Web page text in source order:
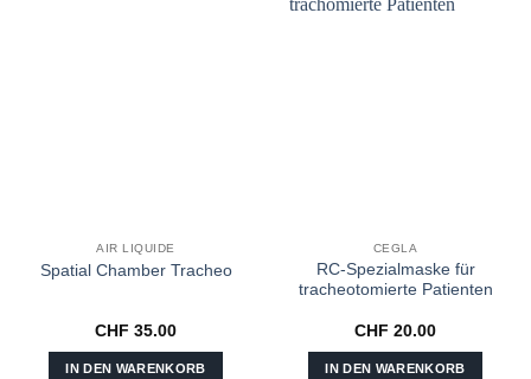
AIR LIQUIDE
Spatial Chamber Tracheo
CHF 35.00
IN DEN WARENKORB
CEGLA
RC-Spezialmaske für
tracheotomierte Patienten
CHF 20.00
IN DEN WARENKORB